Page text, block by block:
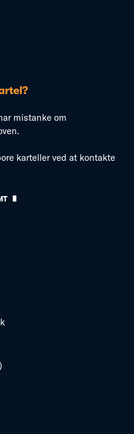
mistanke om
karteller ved at kontakte